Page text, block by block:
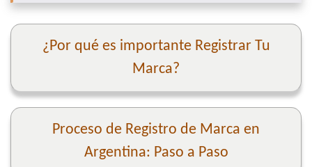
¿Por qué es importante Registrar Tu
Marca?
Proceso de Registro de Marca en
Argentina: Paso a Paso